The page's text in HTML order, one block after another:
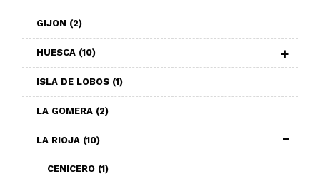
GIJON (2)
HUESCA (10)
ISLA DE LOBOS (1)
LA GOMERA (2)
LA RIOJA (10)
CENICERO (1)